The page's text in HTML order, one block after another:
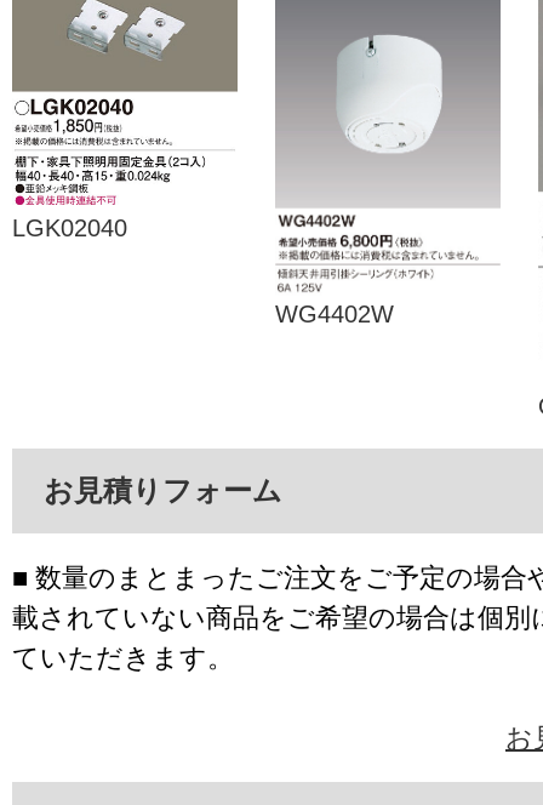
LGK02040
WG4402W
お見積りフォーム
■ 数量のまとまったご注文をご予定の場合
載されていない商品をご希望の場合は個別
ていただきます。
お